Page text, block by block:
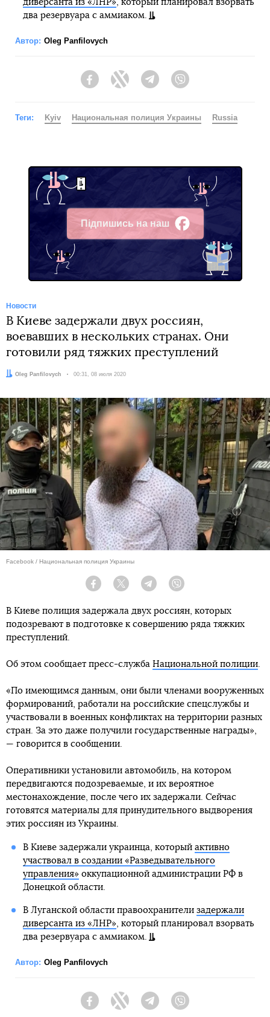
диверсанта из «ЛНР», который планировал взорвать
два резервуара с аммиаком.
Автор: Oleg Panfilovych
FacebookTwitter Telegram
Теги: Kyiv Национальная полиция Украины Russia
Підпишись на наш
Facebook
Новости
В Киеве задержали двух россиян,
воевавших в нескольких странах. Они
готовили ряд тяжких преступлений
Автор:
Oleg Panfilovych Дата:
00:31, 08 июля 2020
Facebook / Национальная полиция Украины
Facebook Twitter Telegram
В Киеве полиция задержала двух россиян, которых
подозревают в подготовке к совершению ряда тяжких
преступлений.
Об этом сообщает пресс-служба Национальной полиции
«По имеющимся данным, они были членами вооруженных
формирований, работали на российские спецслужбы и
участвовали в военных конфликтах на территории разных
стран. За это даже получили государственные награды»,
— говорится в сообщении.
Оперативники установили автомобиль, на котором
передвигаются подозреваемые, и их вероятное
местонахождение, после чего их задержали. Сейчас
готовятся материалы для принудительного выдворения
этих россиян из Украины.
В Киеве задержали украинца, который активно
участвовал в создании «Разведывательного
управления»оккупационной администрации РФ в
Донецкой области.
В Луганской области правоохранители задержали
диверсанта из «ЛНР», который планировал взорвать
два резервуара с аммиаком.
Автор: Oleg Panfilovych
FacebookTwitter Telegram